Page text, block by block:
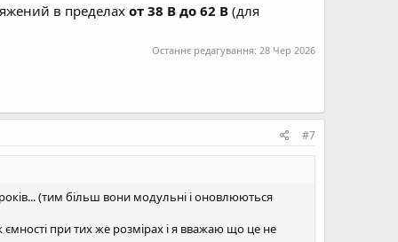
в пределах от 38 В до 62 В (для
Останнє редагування: 28 Чер 2026
#7
(тим більш вони модульні і оновлюються
ємності при тих же розмірах і я вважаю що це не